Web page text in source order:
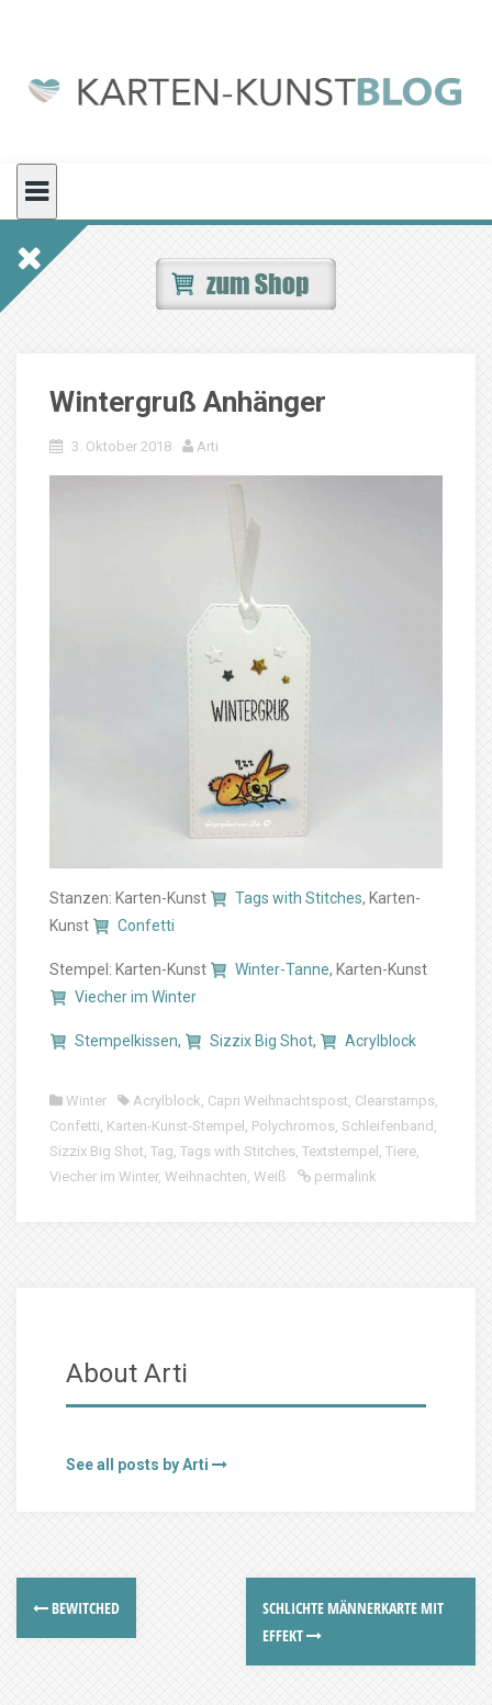
Wintergruß Anhänger
3. Oktober 2018 Arti
Stanzen: Karten-Kunst Tags with Stitches, Karten-
Kunst
Confetti
Stempel: Karten-Kunst Winter-Tanne, Karten-Kunst
Viecher im Winter
Stempelkissen, Sizzix Big Shot, Acrylblock
Winter Acrylblock, Capri Weihnachtspost, Clearstamps,
Confetti, Karten-Kunst-Stempel , Polychromos, Schleifenband ,
Sizzix Big Shot, Tag, Tags with Stitches, Textstempel , Tiere,
Viecher im Winter, Weihnachten, Weiß permalink
About Arti
See all posts by Arti
BEWITCHED
SCHLICHTE MÄNNERKARTE MIT
EFFEKT